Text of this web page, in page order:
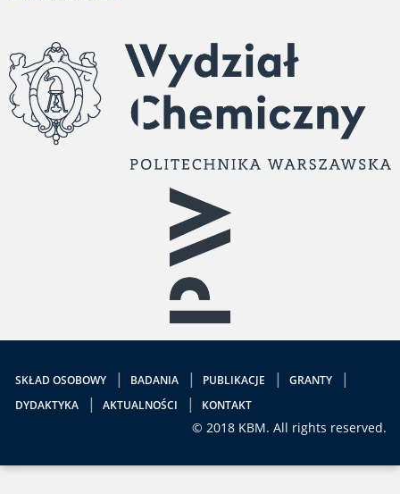
SKŁAD OSOBOWY BADANIA PUBLIKACJE
GRANTY
DYDAKTYKA
AKTUALNOŚCI KONTAKT
© 2018 KBM. All rights reserved.